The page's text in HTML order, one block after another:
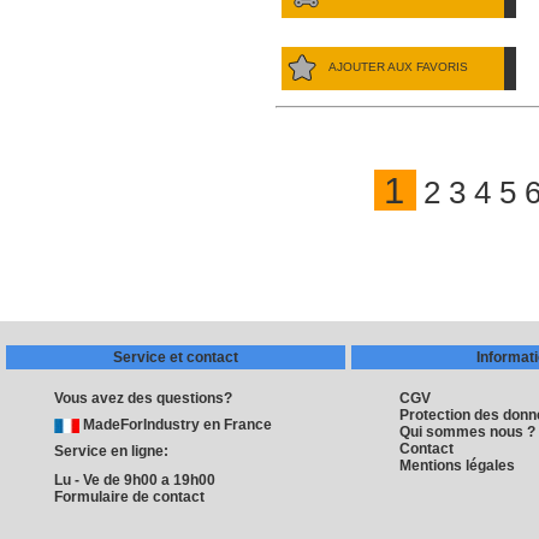
AJOUTER AUX FAVORIS
1 2 3 4 5
Service et contact
Vous avez des questions?
MadeForIndustry en France
Service en ligne:
Lu - Ve de 9h00 a 19h00
Formulaire de contact
CGV
Protection des
Qui sommes nous ?
Contact
Mentions légales